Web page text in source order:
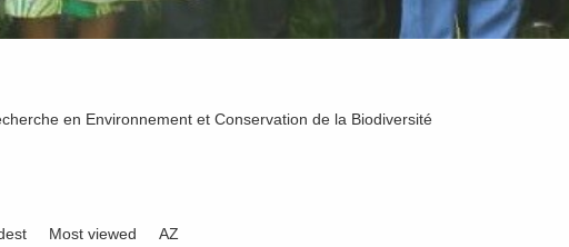
en Environnement et Conservation de la Biodiversité
Most viewed AZ